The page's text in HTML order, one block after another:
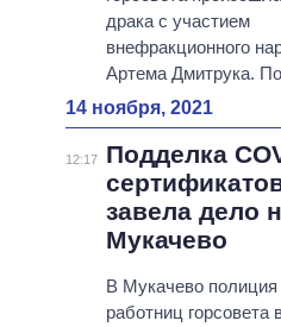
драка с участием
внефракционного
Артема Дмитрука.
14 ноября, 2021
12:17
Подделка
завела дело
Мукачево
В Мукачево полиция
работниц горсовета